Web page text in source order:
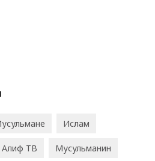
Ислам
Алиф ТВ Мусульманин